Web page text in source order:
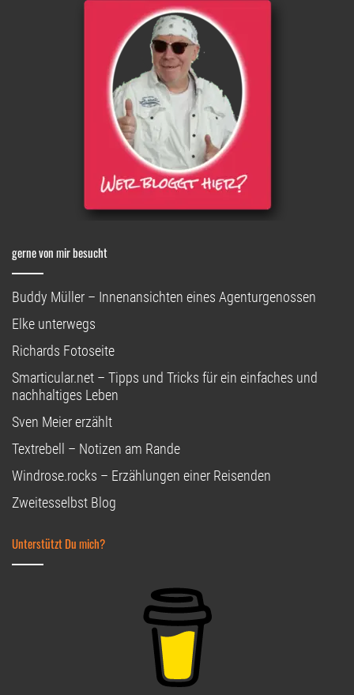
gerne von mir besucht
Buddy Müller – Innenansichten eines Agenturgenossen
Elke unterwegs
Richards Fotoseite
Smarticular.net – Tipps und Tricks für ein einfaches und
nachhaltiges Leben
Sven Meier erzählt
Textrebell – Notizen am Rande
Windrose.rocks – Erzählungen einer Reisenden
Zweitesselbst Blog
Unterstützt Du mich?